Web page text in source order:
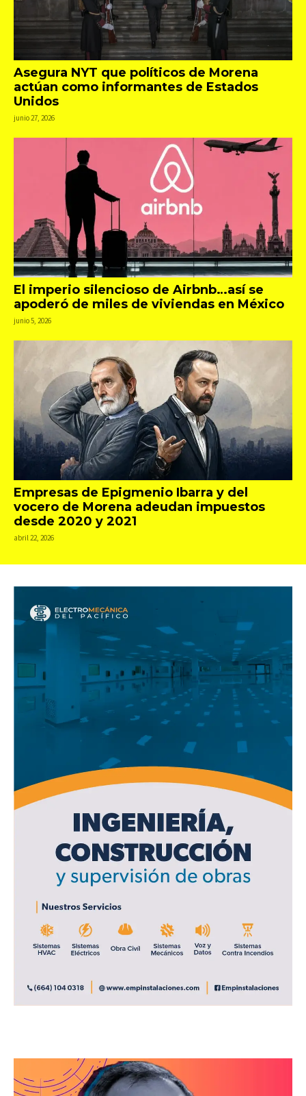
Asegura NYT que políticos de Morena
actúan como informantes de Estados
Unidos
junio 27, 2026
El imperio silencioso de Airbnb…así se
apoderó de miles de viviendas en México
junio 5, 2026
Empresas de Epigmenio Ibarra y del
vocero de Morena adeudan impuestos
desde 2020 y 2021
abril 22, 2026